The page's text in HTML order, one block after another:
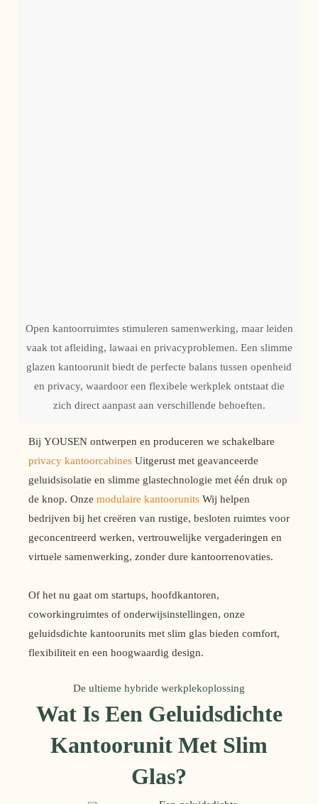
Open kantoorruimtes stimuleren samenwerking, maar leiden
vaak tot afleiding, lawaai en privacyproblemen. Een slimme
glazen kantoorunit biedt de perfecte balans tussen openheid
en privacy, waardoor een flexibele werkplek ontstaat die
zich direct aanpast aan verschillende behoeften.
Bij YOUSEN ontwerpen en produceren we schakelbare
privacy kantoorcabines Uitgerust met geavanceerde
geluidsisolatie en slimme glastechnologie met één druk op
de knop. Onze modulaire kantoorunits Wij helpen
bedrijven bij het creëren van rustige, besloten ruimtes voor
geconcentreerd werken, vertrouwelijke vergaderingen en
virtuele samenwerking, zonder dure kantoorrenovaties.
Of het nu gaat om startups, hoofdkantoren,
coworkingruimtes of onderwijsinstellingen, onze
geluidsdichte kantoorunits met slim glas bieden comfort,
flexibiliteit en een hoogwaardig design.
De ultieme hybride werkplekoplossing
Wat Is Een Geluidsdichte
Kantoorunit Met Slim
Glas?